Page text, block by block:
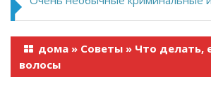
дома » Советы » Что делать,
волосы